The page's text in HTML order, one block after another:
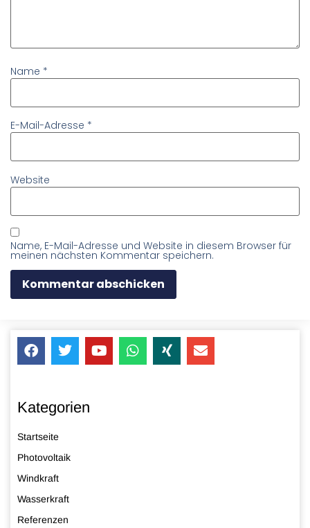
Name *
E-Mail-Adresse *
Website
Name, E-Mail-Adresse und Website in diesem Browser für
meinen nächsten Kommentar speichern.
Kategorien
Startseite
Photovoltaik
Windkraft
Wasserkraft
Referenzen